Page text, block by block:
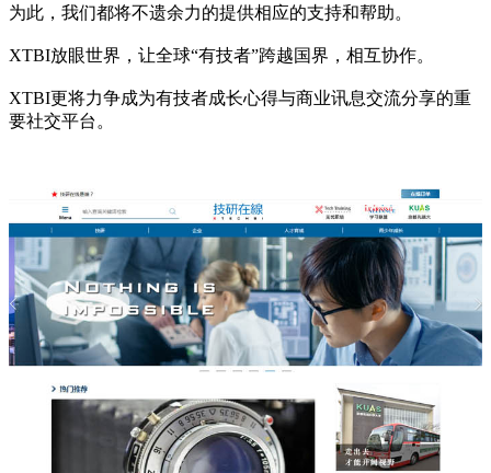
为此，我们都将不遗余力的提供相应的支持和帮助。
XTBI放眼世界，让全球“有技者”跨越国界，相互协作。
XTBI更将力争成为有技者成长心得与商业讯息交流分享的重
要社交平台。